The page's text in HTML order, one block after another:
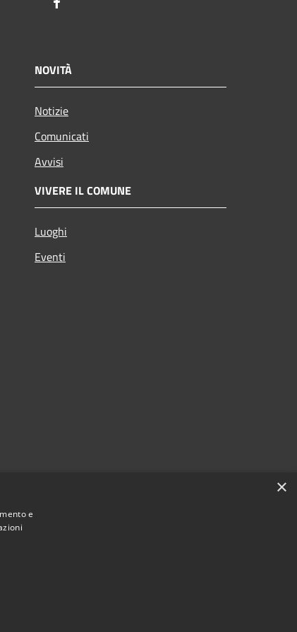
NOVITÀ
Notizie
Comunicati
Avvisi
VIVERE IL COMUNE
Luoghi
Eventi
Locorotondo • Powered by
×
e